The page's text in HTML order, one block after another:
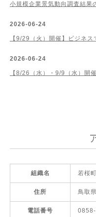
小規模企業景気動向調査結果
2026-06-24
【9/29（火）開催】ビジネ
2026-06-24
【8/26（水）・9/9（水）開
組織名 若桜
住所 鳥取
電話番号